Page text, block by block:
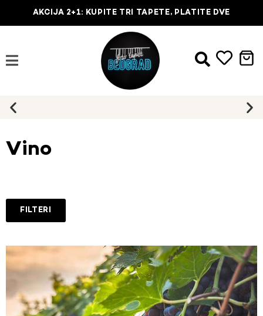
AKCIJA 2+1: KUPITE TRI TAPETE, PLATITE DVE
Vino
FILTERI